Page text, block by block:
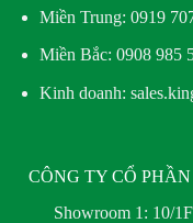
Miền Trung: 0919
Miền Bắc: 0908 985
Kinh doanh:
CÔNG TY CỔ
Showroom 1: 10/